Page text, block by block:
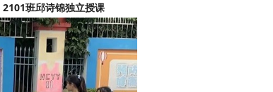
2101班邱诗锦独立授课